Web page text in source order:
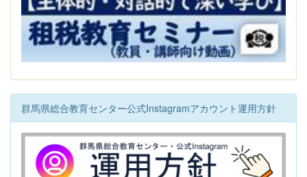
群馬県総合教育センター公式Instagramアカウント運用方針